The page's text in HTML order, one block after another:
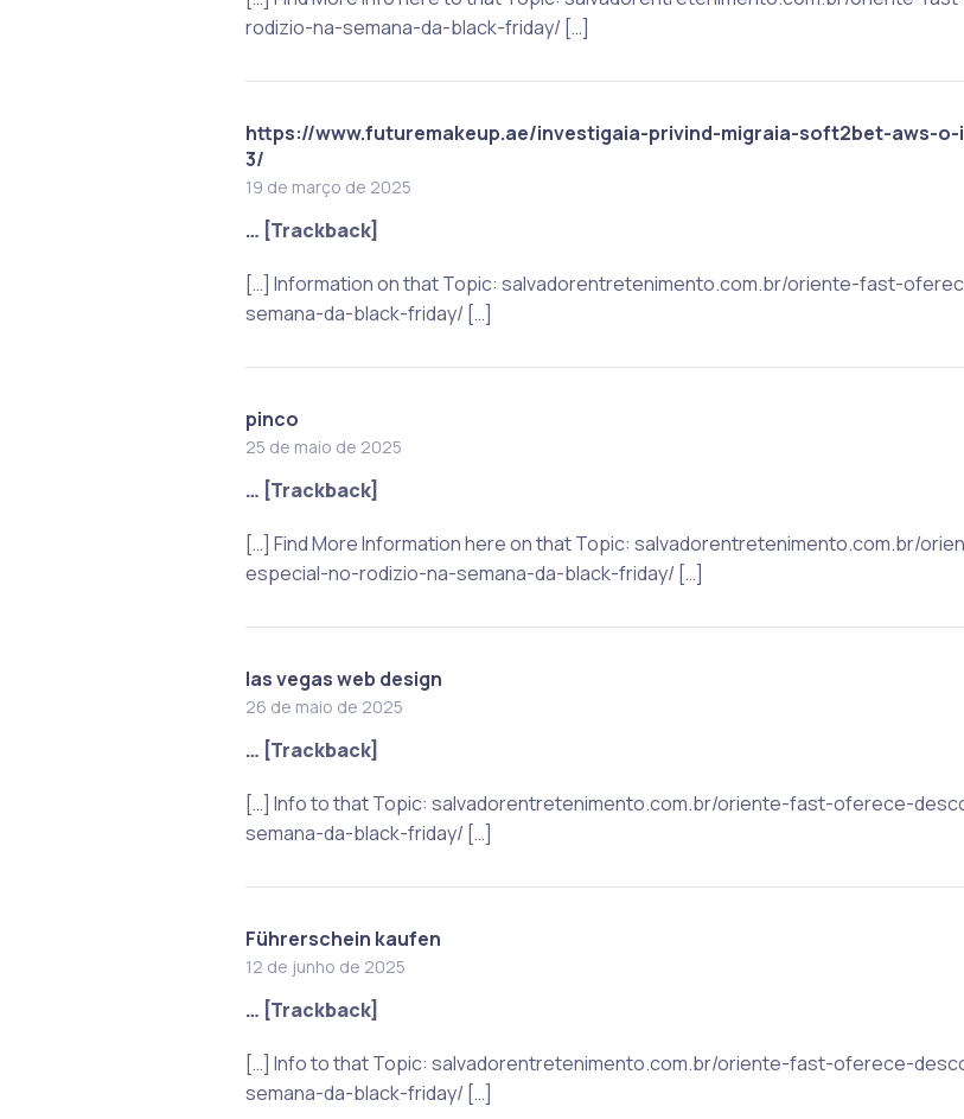
rodizio-na-semana-da-black-friday/ […]
https://www.futuremakeup.ae/investigaia-privind-migraia-soft2bet-aws-o-
3/
19 de março de 2025
… [Trackback]
[…] Information on that Topic: salvadorentretenimento.com.br/oriente-fast-
semana-da-black-friday/ […]
pinco
25 de maio de 2025
… [Trackback]
[…] Find More Information here on that Topic: salvadorentretenimento.com.br/
especial-no-rodizio-na-semana-da-black-friday/ […]
las vegas web design
26 de maio de 2025
… [Trackback]
[…] Info to that Topic: salvadorentretenimento.com.br/oriente-fast-oferece-
semana-da-black-friday/ […]
Führerschein kaufen
12 de junho de 2025
… [Trackback]
[…] Info to that Topic: salvadorentretenimento.com.br/oriente-fast-oferece-
semana-da-black-friday/ […]